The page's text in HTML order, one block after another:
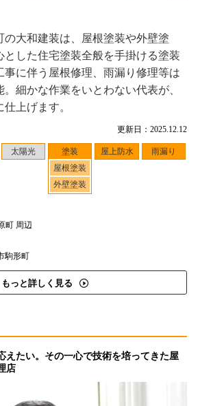
更新日：2025.12.12
太陽光
塗装
屋根塗装
外壁塗装
屋上防水 雨漏り
町 周辺
駒形町
もっと詳しく見る
の大和建装は、屋根塗装や外壁塗
とした住宅塗装全般を手掛ける塗装
事に伴う屋根修理、雨漏り修理等は
細かな作業をいとわない代表が、
上げます。
えたい。その一心で技術を培ってきた屋
店